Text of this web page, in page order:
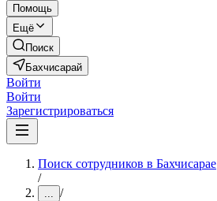
Помощь
Ещё
Поиск
Бахчисарай
Войти
Войти
Зарегистрироваться
Поиск сотрудников в Бахчисарае
/
... /